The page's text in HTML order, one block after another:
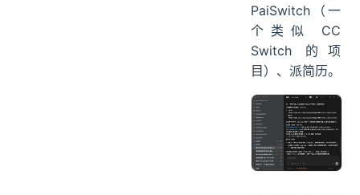
PaiSwitch（一
个类似 CC
Switch 的项
目）、派简历。